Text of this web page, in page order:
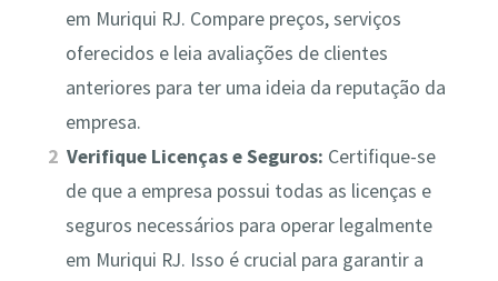
em Muriqui RJ. Compare preços, serviços
oferecidos e leia avaliações de clientes
anteriores para ter uma ideia da reputação da
empresa.
Verifique Licenças e Seguros: Certifique-se
de que a empresa possui todas as licenças e
seguros necessários para operar legalmente
em Muriqui RJ. Isso é crucial para garantir a